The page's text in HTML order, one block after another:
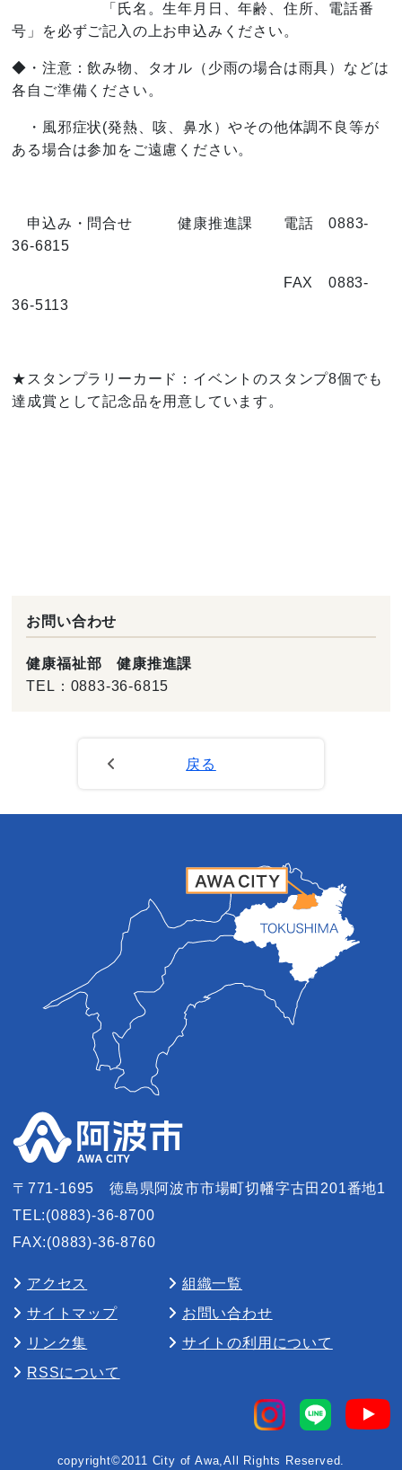
「氏名。生年月日、年齢、住所、電話番
号」を必ずご記入の上お申込みください。
◆・注意：飲み物、タオル（少雨の場合は雨具）などは
各自ご準備ください。
・風邪症状(発熱、咳、鼻水）やその他体調不良等が
ある場合は参加をご遠慮ください。
申込み・問合せ 健康推進課 電話 0883-
36-6815
FAX 0883-
36-5113
★スタンプラリーカード：イベントのスタンプ8個でも
達成賞として記念品を用意しています。
お問い合わせ
健康福祉部 健康推進課
TEL： 0883-36-6815
戻る
〒771-1695
徳島県阿波市市場町切幡字古田201番地1
TEL:(0883)-36-8700
FAX:(0883)-36-8760
アクセス
組織一覧
サイトマップ
お問い合わせ
リンク集
サイトの利用について
RSSについて
copyright©2011 City of Awa,All Rights Reserved.